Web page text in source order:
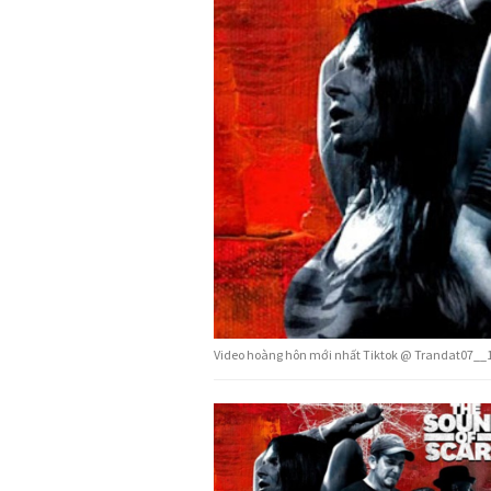
Video hoàng hôn mới nhất Tiktok @